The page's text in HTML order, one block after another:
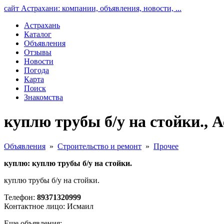
сайт Астрахани: компании, объявления, новости, ...
Астрахань
Каталог
Объявления
Отзывы
Новости
Погода
Карта
Поиск
Знакомства
куплю трубы б/у на стойки.,
Объявления » Строительство и ремонт » Прочее
куплю: куплю трубы б/у на стойки.
куплю трубы б/у на стойки.
Телефон: 89371320999
Контактное лицо: Исмаил